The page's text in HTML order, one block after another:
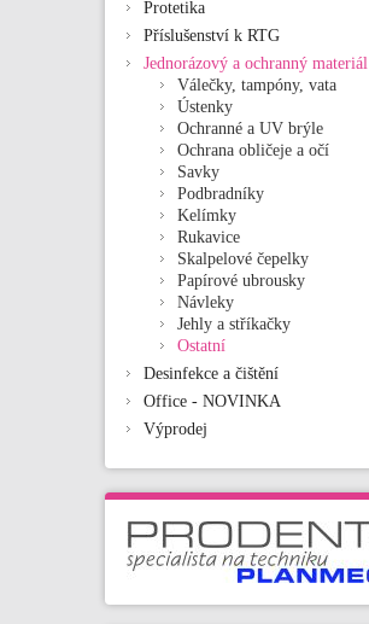
Protetika
Příslušenství k RTG
Jednorázový a ochranný materiál
Válečky, tampóny, vata
Ústenky
Ochranné a UV brýle
Ochrana obličeje a očí
Savky
Podbradníky
Kelímky
Rukavice
Skalpelové čepelky
Papírové ubrousky
Návleky
Jehly a stříkačky
Ostatní
Desinfekce a čištění
Office - NOVINKA
Výprodej